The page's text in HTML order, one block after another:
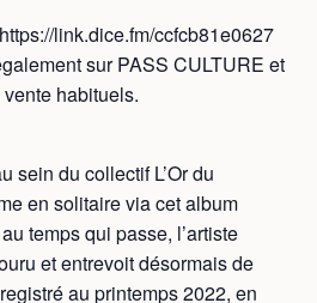
link.dice.fm/ccfcb81e0627
sur PASS CULTURE et
habituels.
sein du collectif L’Or du
en solitaire via cet album
temps qui passe, l’artiste
et entrevoit désormais de
au printemps 2022, en